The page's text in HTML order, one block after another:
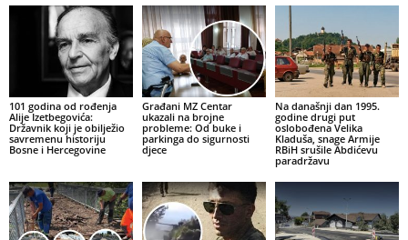
101 godina od rođenja
Alije Izetbegovića:
Državnik koji je obilježio
savremenu historiju
Bosne i Hercegovine
Građani MZ Centar
ukazali na brojne
probleme: Od buke i
parkinga do sigurnosti
djece
Na današnji dan 1995.
godine drugi put
oslobođena Velika
Kladuša, snage Armije
RBiH srušile Abdićevu
paradržavu